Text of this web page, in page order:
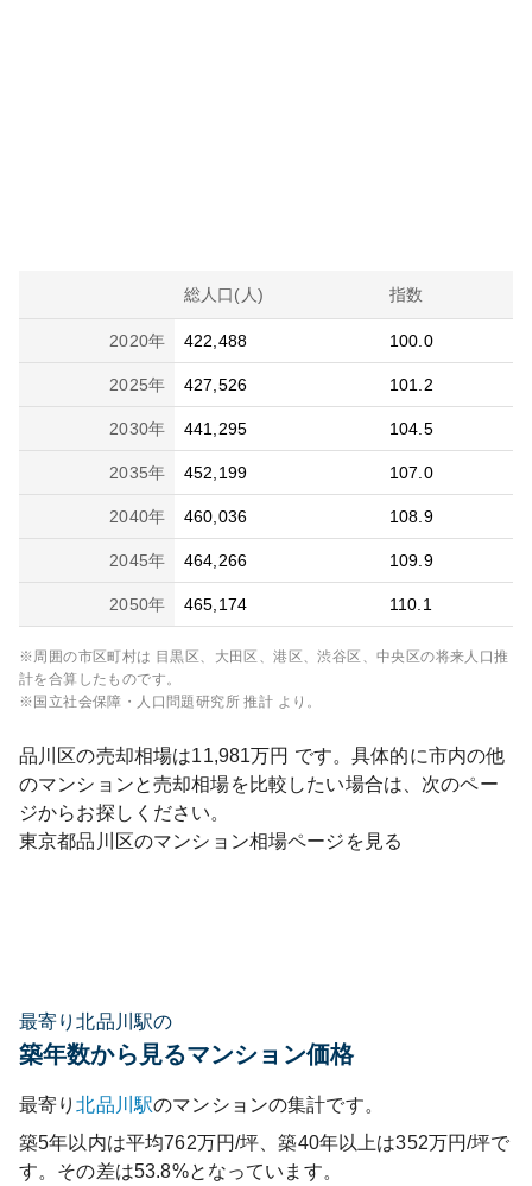
総人口(人) 指数
2020年 422,488 100.0
2025年 427,526 101.2
2030年 441,295 104.5
2035年 452,199 107.0
2040年 460,036 108.9
2045年 464,266 109.9
2050年 465,174 110.1
※周囲の市区町村は 目黒区、大田区、港区、渋谷区、中央区の将来人口推
計を合算したものです。
※国立社会保障・人口問題研究所 推計 より。
品川区の売却相場は11,981万円 です。具体的に市内の他
のマンションと売却相場を比較したい場合は、次のペー
ジからお探しください。
東京都品川区のマンション相場ページを見る
最寄り北品川駅の
築年数から見るマンション価格
最寄り北品川 駅のマンションの集計です。
築5年以内は平均762万円/坪、築40年以上は352万円/坪で
す。その差は53.8%となっています。